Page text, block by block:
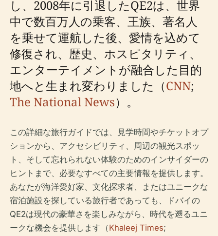
し、2008年に引退したQE2は、世界
中で数百万人の乗客、王族、著名人
を乗せて運航した後、愛情を込めて
修復され、歴史、ホスピタリティ、
エンターテイメントが融合した目的
地へと生まれ変わりました（CNN;
The National News）。
この詳細な旅行ガイドでは、見学時間やチケットオプ
ションから、アクセシビリティ、周辺の観光スポッ
ト、そして忘れられない体験のためのインサイダーの
ヒントまで、必要なすべての主要情報を提供します。
あなたが海洋愛好家、文化探求者、またはユニークな
宿泊施設を探している旅行者であっても、ドバイの
QE2は現代の豪華さを楽しみながら、時代を遡るユニ
ークな機会を提供します（Khaleej Times;